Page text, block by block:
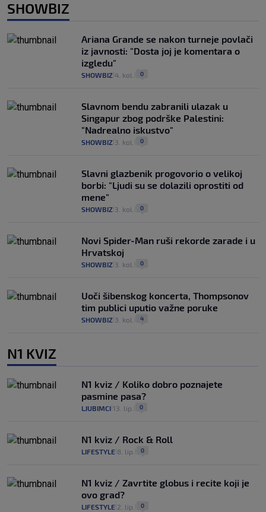
SHOWBIZ
Ariana Grande se nakon turneje povlači
iz javnosti: "Dosta joj je komentara o
izgledu"
SHOWBIZ 4. kol. 0
Slavnom bendu zabranili ulazak u
Singapur zbog podrške Palestini:
"Nadrealno iskustvo"
SHOWBIZ 3. kol. 0
Slavni glazbenik progovorio o velikoj
borbi: "Ljudi su se dolazili oprostiti od
mene"
SHOWBIZ 3. kol. 0
Novi Spider-Man ruši rekorde zarade i u
Hrvatskoj
SHOWBIZ 3. kol. 0
Uoči šibenskog koncerta, Thompsonov
tim publici uputio važne poruke
SHOWBIZ 3. kol. 4
N1 KVIZ
N1 kviz / Koliko dobro poznajete
pasmine pasa?
LJUBIMCI 13. lip. 0
N1 kviz / Rock & Roll
LIFESTYLE 8. lip. 0
N1 kviz / Zavrtite globus i recite koji je
ovo grad?
LIFESTYLE 2. lip. 0